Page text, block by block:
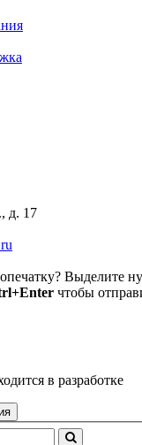
д. 17
Выделите
чтобы
в разработке